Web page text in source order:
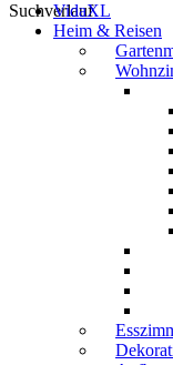
Suchverlauf
VidaXL
Heim & Reisen